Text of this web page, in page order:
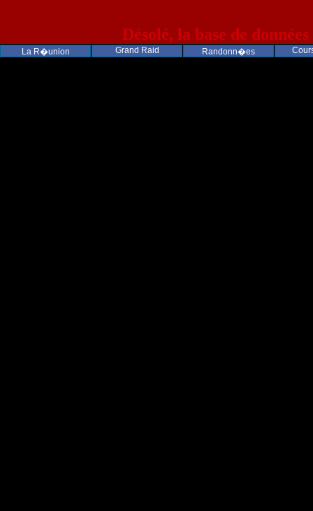
La R�union Grand Raid Randonn�es
Désolé, la base de